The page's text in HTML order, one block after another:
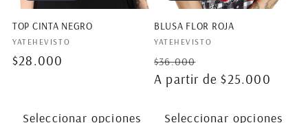
TOP CINTA NEGRO
Proveedor:
YATEHEVISTO
Precio
$28.000
Seleccionar opciones
BLUSA FLOR ROJA
Proveedor:
YATEHEVISTO
Precio
habitual
$36.000
de
A partir de $25.000
Seleccionar opciones